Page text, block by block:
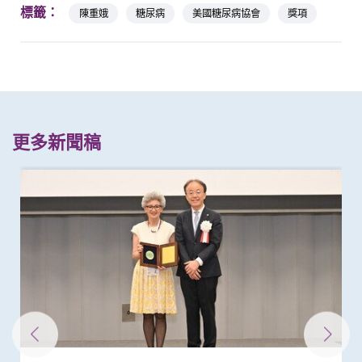
標籤： 陳重娥 糖尿病 美國糖尿病協會 獎項
更多新聞稿